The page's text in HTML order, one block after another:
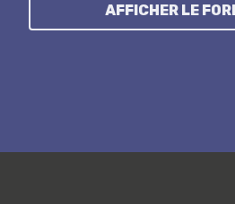
AFFICHER LE